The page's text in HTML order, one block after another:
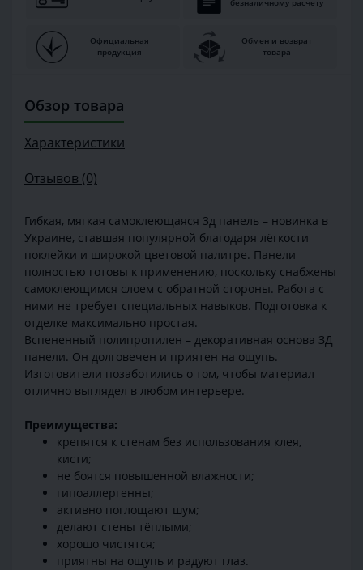
безналичному расчету
Официальная
продукция
Обмен и возврат
товара
Обзор товара
Характеристики
Отзывов (0)
Гибкая, мягкая самоклеющаяся 3д панель – новинка в
Украине, ставшая популярной благодаря лёгкости
поклейки и широкой цветовой палитре. Панели
полностью готовы к применению, поскольку снабжены
самоклеющимся слоем с обратной стороны. Работа с
ними не требует специальных навыков. Подготовка к
отделке максимально простая.
Вспененный полипропилен – декоративная основа ЗД
панели. Он долговечен и приятен на ощупь.
Изготовители позаботились о том, чтобы материал
отлично выглядел в любом интерьере.
Преимущества:
крепятся к стенам без использования клея,
кисти;
не боятся повышенной влажности;
гипоаллергенны;
активно поглощают шум;
делают стены тёплыми;
хорошо чистятся;
приятны на ощупь и радуют глаз.